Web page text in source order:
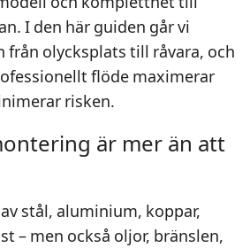
I den här guiden går vi
från olycksplats till råvara, och
flöde maximerar
risken.
är mer än att
stål, aluminium, koppar,
– men också oljor, bränslen,